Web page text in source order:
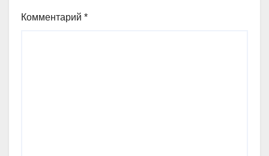
Комментарий *